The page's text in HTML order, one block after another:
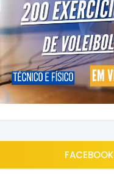
FACEBOOK